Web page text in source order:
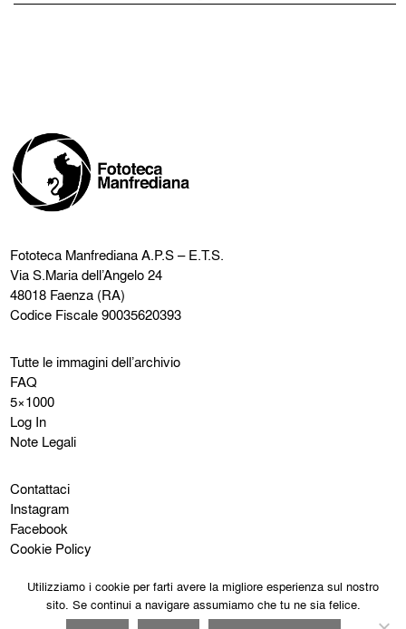
Fototeca ManfredianaA.P.S – E.T.S.
Via S.Maria dell’Angelo 24
48018 Faenza (RA)
Codice Fiscale 90035620393
Tutte le immagini dell’archivio
FAQ
5×1000
Log In
Note Legali
Contattaci
Instagram
Facebook
Cookie Policy
Utilizziamo i cookie per farti avere la migliore esperienza sul nostro
sito. Se continui a navigare assumiamo che tu ne sia felice.